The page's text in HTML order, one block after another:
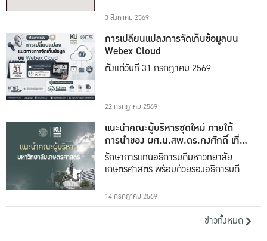
3 สิงหาคม 2569
การเปลี่ยนแปลงการจัดเก็บข้อมูลบน
Webex Cloud
ตั้งแต่วันที่ 31 กรกฎาคม 2569
22 กรกฎาคม 2569
แนะนำคณะผู้บริหารชุดใหม่ ภายใต้
การนำของ ผศ.น.สพ.ดร.คงศักดิ์ เที่ยง
ธรรม
รักษาการแทนอธิการบดีมหาวิทยาลัย
เกษตรศาสตร์ พร้อมด้วยรองอธิการบดีทั้ง
14 กรกฎาคม 2569
ข่าวทั้งหมด